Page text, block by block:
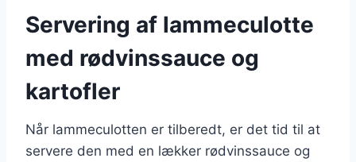
Servering af lammeculotte
med rødvinssauce og
kartofler
Når lammeculotten er tilberedt, er det tid til at
servere den med en lækker rødvinssauce og